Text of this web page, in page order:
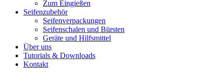
Zum Eingießen
Seifenzubehör
Seifenverpackungen
Seifenschalen und Bürsten
Geräte und Hilfsmittel
Über uns
Tutorials & Downloads
Kontakt